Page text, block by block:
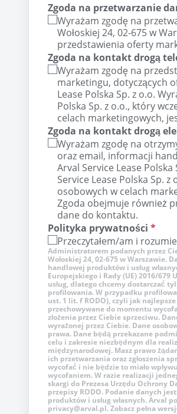
Zgoda na przetwarzanie
Wyrażam zgodę na
Wołoskiej 24, 02-675 w
przedstawienia oferty
Zgoda na kontakt drogą
Wyrażam zgodę na
marketingu, dotyczących
Lease Polska Sp. z o.o.
Polska Sp. z o.o., który
celach marketingowych,
Zgoda na kontakt drogą
Wyrażam zgodę na
oraz email, informacji
Arval Service Lease
Service Lease Polska Sp.
osobowych w celach
Zgoda obejmuje również
dane do kontaktu.
Polityka prywatności *
Przeczytałem/am i
Administratorem podanych przez
Wołoskiej 24, 02-675 w
handlowej produktów i usług
Europejskiego i Rady (UE) 2016/679
usług, dlatego chcemy dostarczać
profilowania. W przypadku
ust. 1 lit. f RODO), czyli jak
przechowywane do momentu
złożenia przez Ciebie sprzeciwu.
wyrażonej przez Ciebie. Dane
prawa. Dane będą przekazane
celu i zakresie niezbędnym dla
międzynarodowej. Masz prawo
ich przetwarzania oraz zgłoszenia
wycofać i nie będzie to miało
wycofaniem. W razie realizacji
skargi do Prezesa Urzędu Ochrony
przepisy RODO. Podanie danych
produktów i usług własnych. Arval
privacy@arval.pl. Zobacz pełna